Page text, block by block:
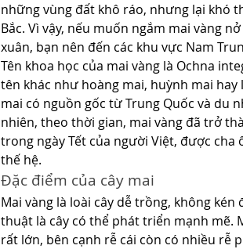
những vùng đất khô ráo, nhưng lại khó
Bắc. Vì vậy, nếu muốn ngắm mai vàng
xuân, bạn nên đến các khu vực Nam
Tên khoa học của mai vàng là Ochna
tên khác như hoàng mai, huỳnh mai
mai có nguồn gốc từ Trung Quốc và du
nhiên, theo thời gian, mai vàng đã trở
trong ngày Tết của người Việt, được
thế hệ.
Đặc điểm của cây mai
Mai vàng là loài cây dễ trồng, không kén
thuật là cây có thể phát triển mạnh mẽ.
rất lớn, bên cạnh rễ cái còn có nhiều rễ